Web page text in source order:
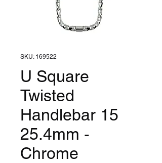
SKU: 169522
U Square
Twisted
Handlebar 15
25.4mm -
Chrome